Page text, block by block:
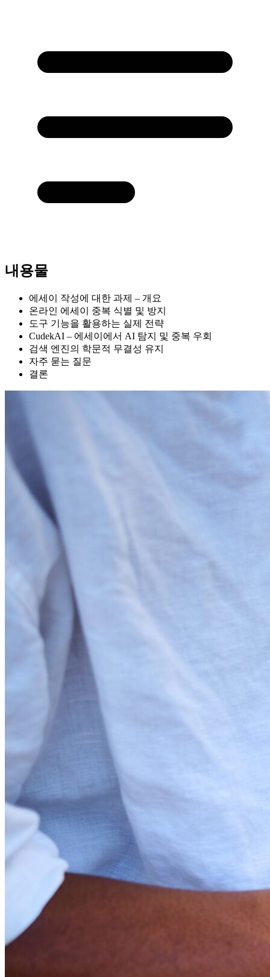
내용물
에세이 작성에 대한 과제 – 개요
온라인 에세이 중복 식별 및 방지
도구 기능을 활용하는 실제 전략
CudekAI – 에세이에서 AI 탐지 및 중복 우회
검색 엔진의 학문적 무결성 유지
자주 묻는 질문
결론